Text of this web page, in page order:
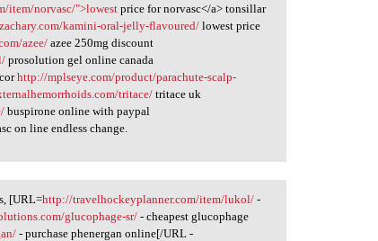
item/norvasc/">lowest price for norvasc</a> tonsillar
kamini-oral-jelly-flavoured/ lowest price
azee/ azee 250mg discount
prosolution gel online canada
http://mplseye.com/product/parachute-scalp-
tritace/ tritace uk
buspirone online with paypal
on line endless change.
[URL=http://travelhockeyplanner.com/item/lukol/ -
glucophage-sr/ - cheapest glucophage
- purchase phenergan online[/URL -